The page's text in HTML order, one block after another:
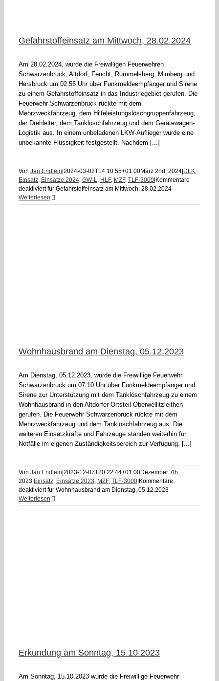
Gefahrstoffeinsatz am Mittwoch, 28.02.2024
Am 28.02.2024, wurde die Freiwilligen Feuerwehren
Schwarzenbruck, Altdorf, Feucht, Rummelsberg, Mimberg und
Hersbruck um 02:55 Uhr über Funkmeldeempfänger und Sirene
zu einem Gefahrstoffeinsatz in das Industriegebiet gerufen. Die
Feuerwehr Schwarzenbruck rückte mit dem
Mehrzweckfahrzeug, dem Hilfeleistungslöschgruppenfahrzeug,
der Drehleiter, dem Tanklöschfahrzeug und dem Gerätewagen-
Logistik aus. In einem unbeladenen LKW-Auflieger wurde eine
unbekannte Flüssigkeit festgestellt. Nachdem [...]
Von Jan Endlein 2024-03-02T14:10:55+01:00März 2nd, 2024 DLK,
Einsatz, Einsätze 2024, GW-L, HLF, MZF, TLF-3000 Kommentare
deaktiviertfür Gefahrstoffeinsatz am Mittwoch, 28.02.2024
Weiterlesen
Wohnhausbrand am Dienstag, 05.12.2023
Am Dienstag, 05.12.2023, wurde die Freiwillige Feuerwehr
Schwarzenbruck um 07:10 Uhr über Funkmeldeempfänger und
Sirene zur Unterstützung mit dem Tanklöschfahrzeug zu einem
Wohnhausbrand in den Altdorfer Ortsteil Oberwellitzleithen
gerufen. Die Feuerwehr Schwarzenbruck rückte mit dem
Mehrzweckfahrzeug und dem Tanklöschfahrzeug aus. Die
weiteren Einsatzkräfte und Fahrzeuge standen weiterhin für
Notfälle im eigenen Zuständigkeitsbereich zur Verfügung. [...]
Von Jan Endlein 2023-12-07T20:22:44+01:00Dezember 7th,
2023 Einsatz, Einsätze 2023, MZF, TLF-3000 Kommentare
deaktiviertfür Wohnhausbrand am Dienstag, 05.12.2023
Weiterlesen
Erkundung am Sonntag, 15.10.2023
Am Sonntag, 15.10.2023 wurde die Freiwillige Feuerwehr